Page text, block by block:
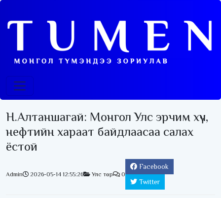
Н.Алтаншагай: Монгол Улс эрчим хүч,
нефтийн хараат байдлаасаа салах
ёстой
Admin 2026-05-14 12:55:26 Улс төр 0
Facebook
Twitter